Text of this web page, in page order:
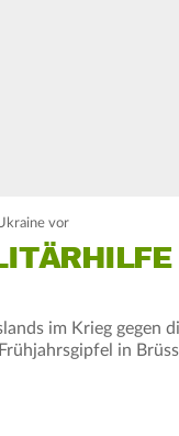
vor
im Krieg gegen
in